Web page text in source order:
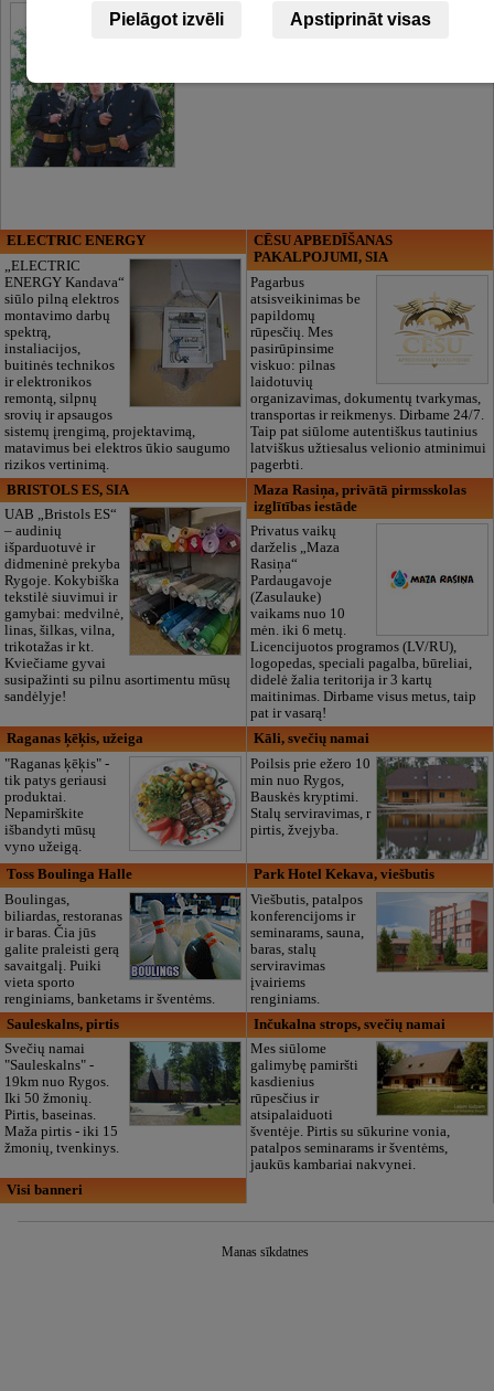
ELECTRIC ENERGY
„ELECTRIC
ENERGY Kandava“
siūlo pilną elektros
montavimo darbų
spektrą,
instaliacijos,
buitinės technikos
ir elektronikos
remontą, silpnų
srovių ir apsaugos
sistemų įrengimą, projektavimą,
matavimus bei elektros ūkio saugumo
rizikos vertinimą.
CĒSU APBEDĪŠANAS
PAKALPOJUMI, SIA
Pagarbus
atsisveikinimas be
papildomų
rūpesčių. Mes
pasirūpinsime
viskuo: pilnas
laidotuvių
organizavimas, dokumentų tvarkymas,
transportas ir reikmenys. Dirbame 24/7.
Taip pat siūlome autentiškus tautinius
latviškus užtiesalus velionio atminimui
pagerbti.
BRISTOLS ES, SIA
UAB „Bristols ES“
– audinių
išparduotuvė ir
didmeninė prekyba
Rygoje. Kokybiška
tekstilė siuvimui ir
gamybai: medvilnė,
linas, šilkas, vilna,
trikotažas ir kt.
Kviečiame gyvai
susipažinti su pilnu asortimentu mūsų
sandėlyje!
Maza Rasiņa, privātā pirmsskolas
izglītības iestāde
Privatus vaikų
darželis „Maza
Rasiņa“
Pardaugavoje
(Zasulauke)
vaikams nuo 10
mėn. iki 6 metų.
Licencijuotos programos (LV/RU),
logopedas, speciali pagalba, būreliai,
didelė žalia teritorija ir 3 kartų
maitinimas. Dirbame visus metus, taip
pat ir vasarą!
Raganas ķēķis, užeiga
"Raganas ķēķis" -
tik patys geriausi
produktai.
Nepamirškite
išbandyti mūsų
vyno užeigą.
Kāli, svečių namai
Poilsis prie ežero 10
min nuo Rygos,
Bauskės kryptimi.
Stalų serviravimas, r
pirtis, žvejyba.
Toss Boulinga Halle
Boulingas,
biliardas, restoranas
ir baras. Čia jūs
galite praleisti gerą
savaitgalį. Puiki
vieta sporto
renginiams, banketams ir šventėms.
Park Hotel Kekava, viešbutis
Viešbutis, patalpos
konferencijoms ir
seminarams, sauna,
baras, stalų
serviravimas
įvairiems
renginiams.
Sauleskalns, pirtis
Svečių namai
"Sauleskalns" -
19km nuo Rygos.
Iki 50 žmonių.
Pirtis, baseinas.
Maža pirtis - iki 15
žmonių, tvenkinys.
Inčukalna strops, svečių namai
Mes siūlome
galimybę pamiršti
kasdienius
rūpesčius ir
atsipalaiduoti
šventėje. Pirtis su sūkurine vonia,
patalpos seminarams ir šventėms,
jaukūs kambariai nakvynei.
Visi banneri
Pielāgot izvēli Apstiprināt visas
Manas sīkdatnes